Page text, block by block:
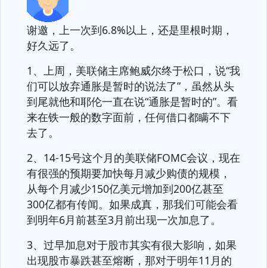
谢邀，上一次到6.8%以上，还是里根时期，
好久远了。
1、上周，美联储主席鲍威尔终于松口，说“我
们可以放弃通胀是暂时的说法了”，虽然从头
到尾就他和耶伦一直在说“通胀是暂时的”。看
来在铁一般的数字面前，任何借口都瞒不下
去了。
2、14-15号这个月的美联储FOMC会议，现在
有很强的预期要加快每月减少购债的规模，
从每个月减少150亿美元增加到200亿甚至
300亿都有传闻。如果成真，那我们可能会看
到明年6月前甚至3月前出现一次加息了。
3、过早加息对于股市其实有很大影响，如果
出现股市暴跌甚至熔断，那对于明年11月的